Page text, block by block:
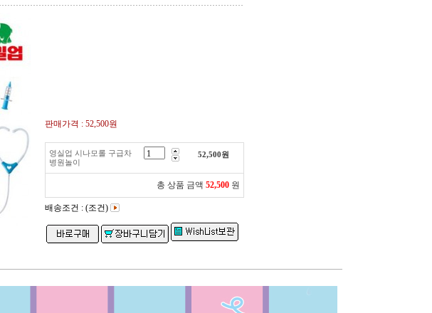
판매가격 : 52,500원
영실업 시나모롤 구급차
병원놀이
52,500원
총 상품 금액 52,500 원
배송조건 : (조건)